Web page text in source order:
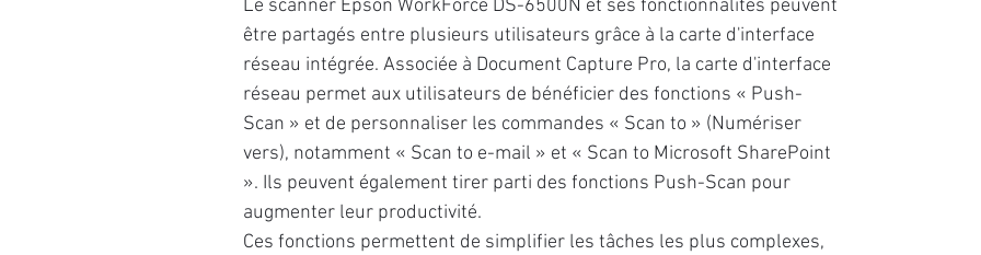
Le scanner Epson WorkForce DS-6500N et ses fonctionnalités peuvent
être partagés entre plusieurs utilisateurs grâce à la carte d'interface
réseau intégrée. Associée à Document Capture Pro, la carte d'interface
réseau permet aux utilisateurs de bénéficier des fonctions « Push-
Scan » et de personnaliser les commandes « Scan to » (Numériser
vers), notamment « Scan to e-mail » et « Scan to Microsoft SharePoint
». Ils peuvent également tirer parti des fonctions Push-Scan pour
augmenter leur productivité.
Ces fonctions permettent de simplifier les tâches les plus complexes,